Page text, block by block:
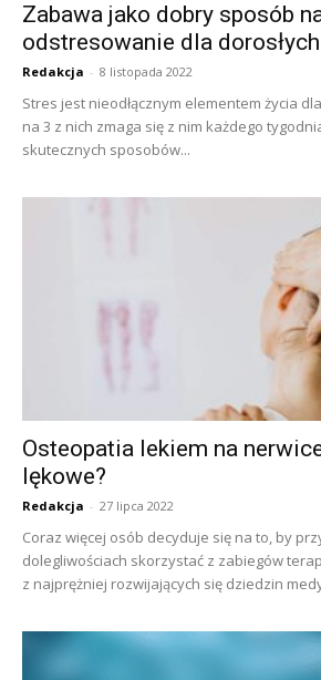
Zabawa jako dobry sposób
odstresowanie dla dorosłych
Redakcja - 8 listopada 2022
Stres jest nieodłącznym elementem życia dla
na 3 z nich zmaga się z nim każdego
skutecznych sposobów...
Osteopatia lekiem na
lękowe?
Redakcja - 27 lipca 2022
Coraz więcej osób decyduje się na to, by
dolegliwościach skorzystać z zabiegów
z najprężniej rozwijających się dziedzin